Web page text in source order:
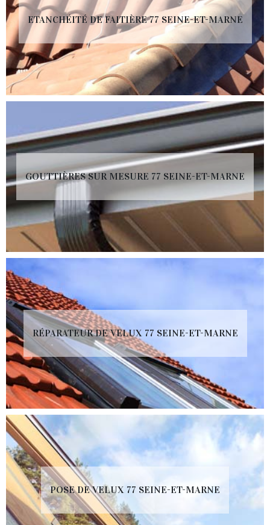
ETANCHÉITÉ DE FAITIÈRE 77 SEINE-ET-MARNE
GOUTTIÈRES SUR MESURE 77 SEINE-ET-MARNE
RÉPARATEUR DE VELUX 77 SEINE-ET-MARNE
POSE DE VELUX 77 SEINE-ET-MARNE